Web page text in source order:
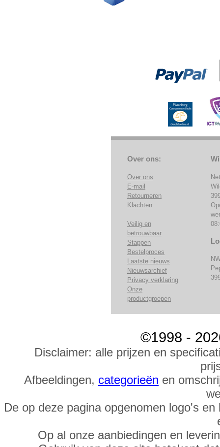
Over ons:
Over ons
E-mail
Retourneren
Klachten
Veilig en
betrouwbaar
Stappen
Bestelproces
Laatste nieuws
Nieuwsarchief
Privacy verklaring
Onze
productgroepen
©1998 -
Disclaimer: alle prijzen en
Afbeeldingen, categorieën en
De op deze pagina opgenomen logo's
Op al onze aanbiedingen en